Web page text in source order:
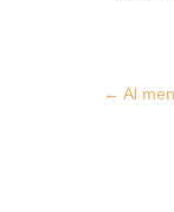
Post
← Al